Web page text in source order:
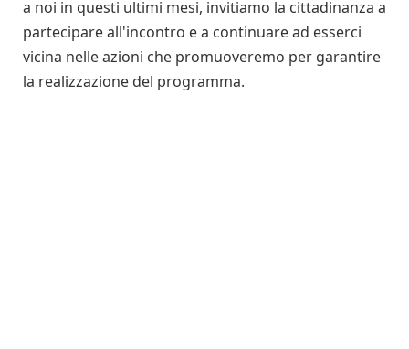
a noi in questi ultimi mesi, invitiamo la cittadinanza a
partecipare all'incontro e a continuare ad esserci
vicina nelle azioni che promuoveremo per garantire
la realizzazione del programma.